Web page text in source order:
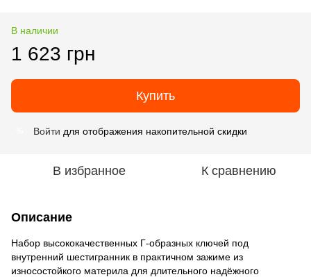
В наличии
1 623 грн
Купить
Войти для отображения накопительной скидки
В избранное К сравнению
Описание
Набор высококачественных Г-образных ключей под
внутренний шестигранник в практичном зажиме из
износостойкого материла для длительного надёжного